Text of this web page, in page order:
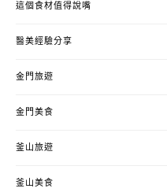
這個食材值得說嘴
醫美經驗分享
金門旅遊
金門美食
釜山旅遊
釜山美食